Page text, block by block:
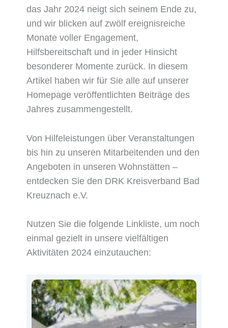
das Jahr 2024 neigt sich seinem Ende zu,
und wir blicken auf zwölf ereignisreiche
Monate voller Engagement,
Hilfsbereitschaft und in jeder Hinsicht
besonderer Momente zurück. In diesem
Artikel haben wir für Sie alle auf unserer
Homepage veröffentlichten Beiträge des
Jahres zusammengestellt.
Von Hilfeleistungen über Veranstaltungen
bis hin zu unseren Mitarbeitenden und den
Angeboten in unseren Wohnstätten –
entdecken Sie den DRK Kreisverband Bad
Kreuznach e.V.
Nutzen Sie die folgende Linkliste, um noch
einmal gezielt in unsere vielfältigen
Aktivitäten 2024 einzutauchen: